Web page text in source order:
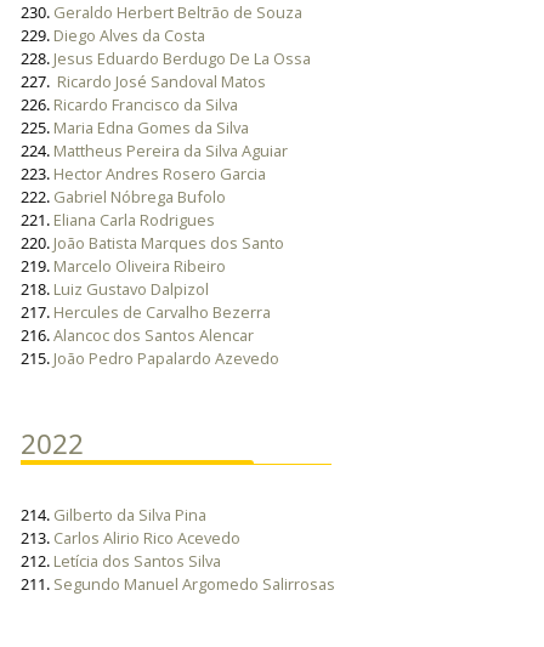
230. Geraldo Herbert Beltrão de Souza
229. Diego Alves da Costa
228. Jesus Eduardo Berdugo De La Ossa
227. Ricardo José Sandoval Matos
226. Ricardo Francisco da Silva
225. Maria Edna Gomes da Silva
224. Mattheus Pereira da Silva Aguiar
223. Hector Andres Rosero Garcia
222. Gabriel Nóbrega Bufolo
221. Eliana Carla Rodrigues
220. João Batista Marques dos Santo
219. Marcelo Oliveira Ribeiro
218. Luiz Gustavo Dalpizol
217. Hercules de Carvalho Bezerra
216.Alancoc dos Santos Alencar
215. João Pedro Papalardo Azevedo
2022
214. Gilberto da Silva Pina
213. Carlos Alirio Rico Acevedo
212. Letícia dos Santos Silva
211. Segundo Manuel Argomedo Salirrosas